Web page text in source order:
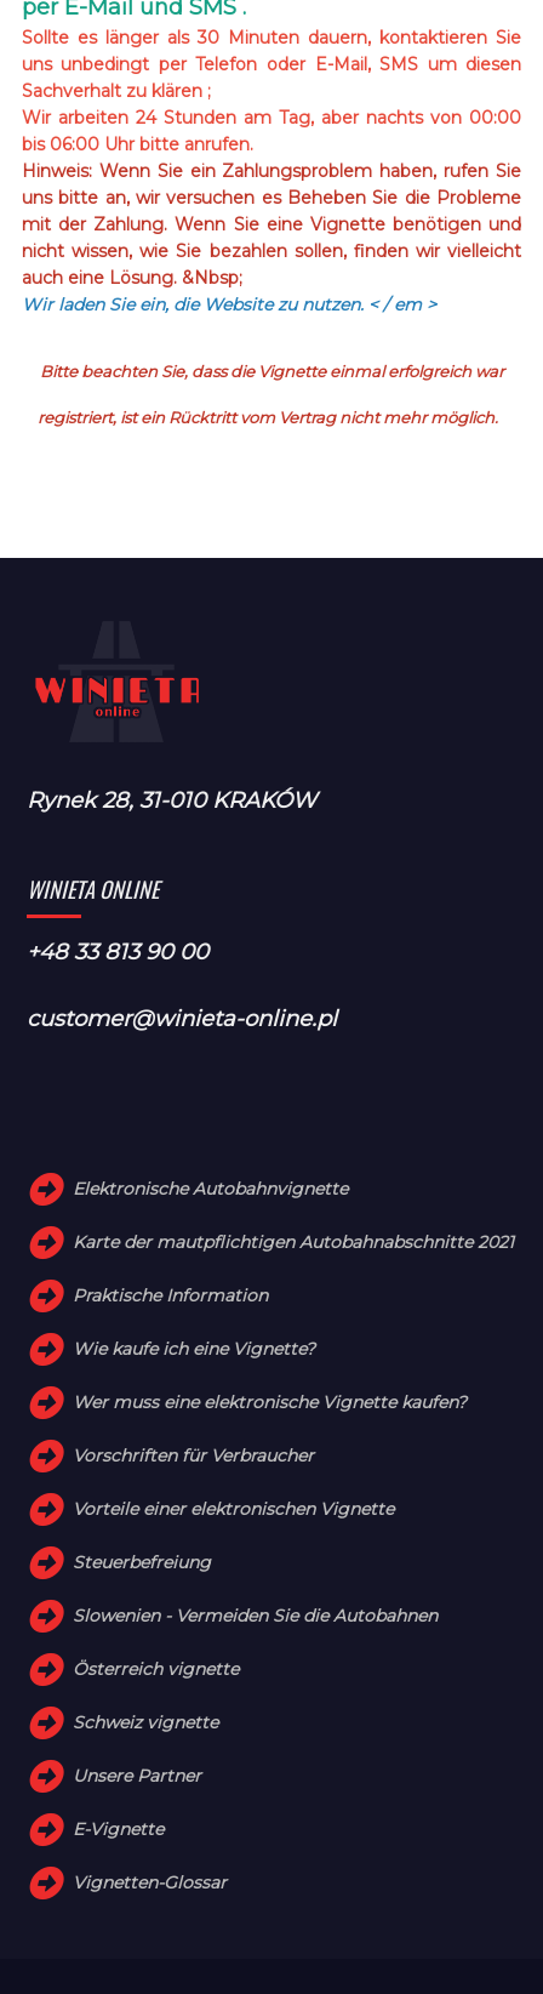
per E-Mail und SMS .
Sollte es länger als 30 Minuten dauern, kontaktieren Sie
uns unbedingt per Telefon oder E-Mail, SMS um diesen
Sachverhalt zu klären ;
Wir arbeiten 24 Stunden am Tag, aber nachts von 00:00
bis 06:00 Uhr bitte anrufen.
Hinweis: Wenn Sie ein Zahlungsproblem haben, rufen Sie
uns bitte an, wir versuchen es Beheben Sie die Probleme
mit der Zahlung. Wenn Sie eine Vignette benötigen und
nicht wissen, wie Sie bezahlen sollen, finden wir vielleicht
auch eine Lösung. &Nbsp;
Wir laden Sie ein, die Website zu nutzen. < / em >
Bitte beachten Sie, dass die Vignette einmal erfolgreich war
registriert, ist ein Rücktritt vom Vertrag nicht mehr möglich.
Rynek 28, 31-010 KRAKÓW
WINIETA ONLINE
+48 33 813 90 00
customer@winieta-online.pl
Elektronische Autobahnvignette
Karte der mautpflichtigen Autobahnabschnitte 2021
Praktische Information
Wie kaufe ich eine Vignette?
Wer muss eine elektronische Vignette kaufen?
Vorschriften für Verbraucher
Vorteile einer elektronischen Vignette
Steuerbefreiung
Slowenien - Vermeiden Sie die Autobahnen
Österreich vignette
Schweiz vignette
Unsere Partner
E-Vignette
Vignetten-Glossar